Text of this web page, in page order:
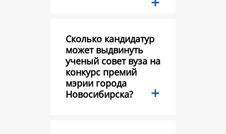
Сколько кандидатур
может выдвинуть
ученый совет вуза на
конкурс премий
мэрии города
Новосибирска?